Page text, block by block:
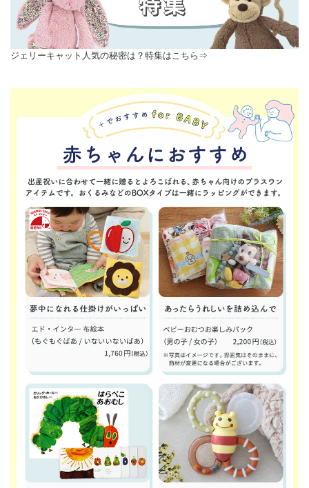
ジェリーキャット人気の秘密は？特集はこちら⇒